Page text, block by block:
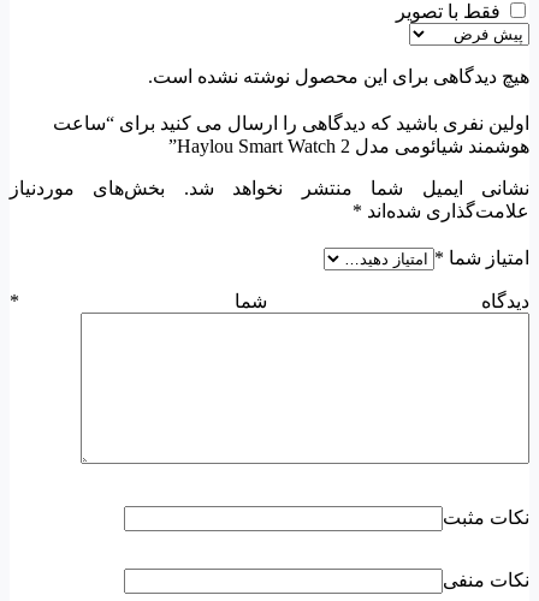
فقط با تصویر
هیچ دیدگاهی برای این محصول نوشته نشده است.
اولین نفری باشید که دیدگاهی را ارسال می کنید برای “ساعت
هوشمند شیائومی مدل Haylou Smart Watch 2”
نشانی ایمیل شما منتشر نخواهد شد.
بخش‌های موردنیاز
علامت‌گذاری شده‌اند *
امتیاز شما *
دیدگاه شما *
نکات مثبت
نکات منفی